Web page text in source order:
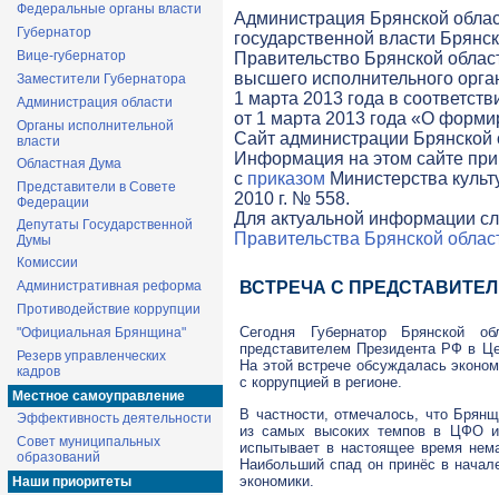
Федеральные органы власти
Губернатор
Вице-губернатор
Заместители Губернатора
Администрация области
Органы исполнительной
власти
Областная Дума
Представители в Совете
Федерации
Депутаты Государственной
Думы
Комиссии
Административная реформа
Противодействие коррупции
"Официальная Брянщина"
Резерв управленческих
кадров
Местное самоуправление
Эффективность деятельности
Совет муниципальных
образований
Наши приоритеты
Администрация Брянской
государственной власти
Правительство Брянской
высшего исполнительного
1 марта 2013 года в
от 1 марта 2013 года «О
Cайт администрации Брянской
Информация на этом сайте
с приказом Министерства
2010 г. № 558.
Для актуальной информации
Правительства Брянской
ВСТРЕЧА С
Сегодня Губернатор Брянской
представителем Президента РФ в
На этой встрече обсуждалась
с коррупцией в регионе.
В частности, отмечалось, что
из самых высоких темпов в ЦФО и
испытывает в настоящее время
Наибольший спад он принёс в
экономики.